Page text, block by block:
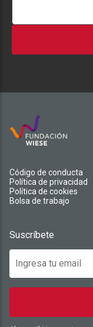
Código de conducta
Política de privacidad
Política de cookies
Bolsa de trabajo
Suscríbete